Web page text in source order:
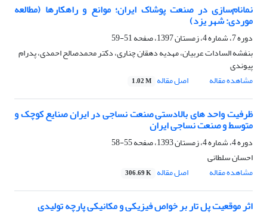
نمانام‌سازی در صنعت پوشاک ایران؛ موانع و راهکارها (مطالعه
موردی: شهر یزد)
دوره 7، شماره 4، زمستان 1397، صفحه
51-59
بنفشه السادات عربیان، مهدیه دهقان چناری، دکتر محمدصالح احمدی، پدرام
پیوندی
مشاهده مقاله
اصل مقاله 1.02 M
ظرفیت واحد های بالادستی صنعت نساجی در ایران صنایع کوچک و
متوسط و صنعت نساجی ایران
دوره 4، شماره 4، زمستان 1393، صفحه
55-58
احسان سلطانی
مشاهده مقاله
اصل مقاله 306.69 K
اثر موقعیت پل تار بر خواص فیزیکی و مکانیکی پارچه تولیدی